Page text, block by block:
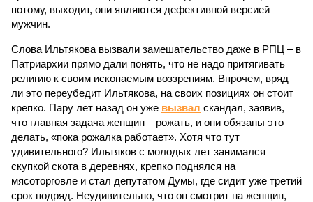
потому, выходит, они являются дефективной версией
мужчин.
Слова Ильтякова вызвали замешательство даже в РПЦ – в
Патриархии прямо дали понять, что не надо притягивать
религию к своим ископаемым воззрениям. Впрочем, вряд
ли это переубедит Ильтякова, на своих позициях он стоит
крепко. Пару лет назад он уже вызвал скандал, заявив,
что главная задача женщин – рожать, и они обязаны это
делать, «пока рожалка работает». Хотя что тут
удивительного? Ильтяков с молодых лет занимался
скупкой скота в деревнях, крепко поднялся на
мясоторговле и стал депутатом Думы, где сидит уже третий
срок подряд. Неудивительно, что он смотрит на женщин,